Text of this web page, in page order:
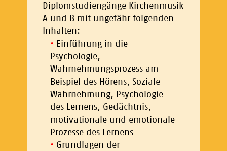
Diplomstudiengänge Kirchenmusik
A und B mit ungefähr folgenden
Inhalten:
Einführung in die
Psychologie,
Wahrnehmungsprozess am
Beispiel des Hörens, Soziale
Wahrnehmung, Psychologie
des Lernens, Gedächtnis,
motivationale und emotionale
Prozesse des Lernens
Grundlagen der